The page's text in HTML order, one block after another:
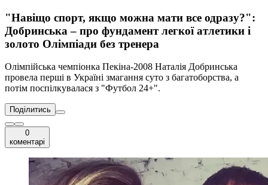
"Навіщо спорт, якщо можна мати все одразу?":
Добринська – про фундамент легкої атлетики і
золото Олімпіади без тренера
Олімпійська чемпіонка Пекіна-2008 Наталія Добринська
провела перші в Україні змагання суто з багатоборства, а
потім поспілкувалася з "Футбол 24+".
Поділитись
0
коментарі